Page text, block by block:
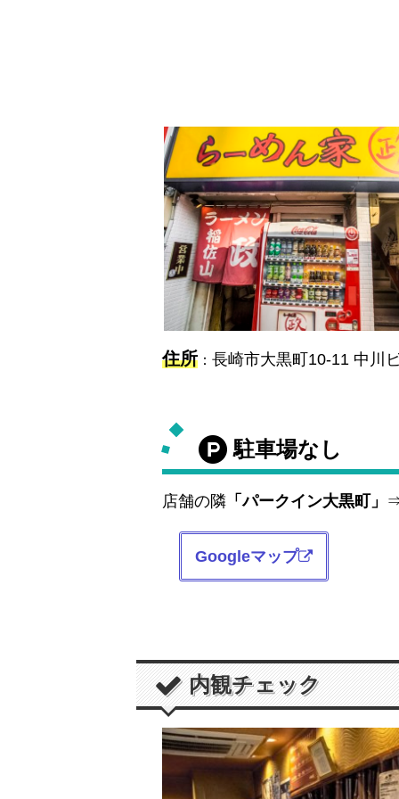
住所 ： 長崎市大黒町10-11 中川
駐車場なし
店舗の隣 「パークイン大黒町」
Googleマップ
内観チェック